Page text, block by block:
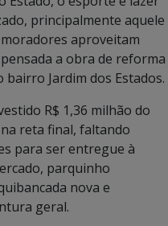
Estado, o esporte e lazer
principalmente aquele
aproveitam
a obra de reforma
bairro Jardim dos Estados.
R$ 1,36 milhão do
reta final, faltando
para ser entregue à
parquinho
nova e
geral.